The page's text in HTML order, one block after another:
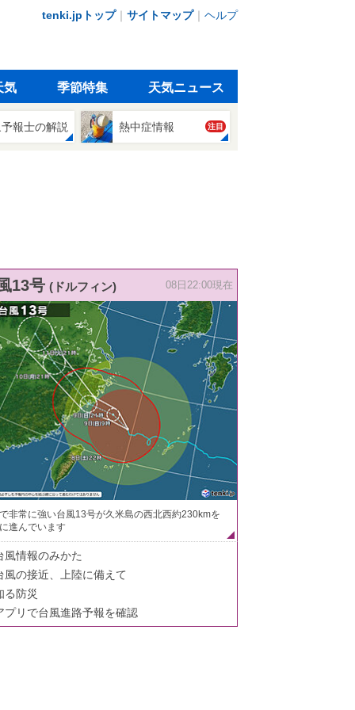
tenki.jpトップ｜ サイトマップ｜ ヘルプ
気 季節特集 天気ニュース
報士の解説 熱中症情報 注目
13号 (ドルフィン) 08日22:00現在
非常に強い台風13号が久米島の西北西約230kmを
進んでいます
風情報のみかた
風の接近、上陸に備えて
る防災
プリで台風進路予報を確認